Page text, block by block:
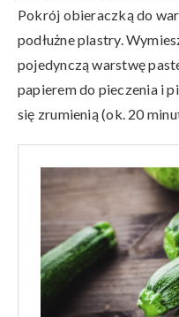
Pokrój obieraczką do
podłużne plastry.
pojedynczą warstwę
papierem do pieczenia i
się zrumienią (ok. 20